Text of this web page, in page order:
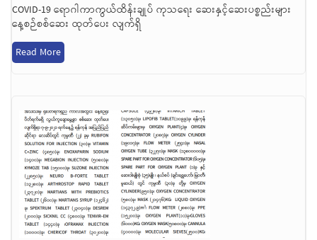
COVID-19 ရောဂါကာကွယ်ထိန်းချုပ် ကုသရေး ဆေးနှင့်ဆေးပစ္စည်းများ
နေ့စဉ်စစ်ဆေး ထုတ်ပေး လျက်ရှိ
Read More